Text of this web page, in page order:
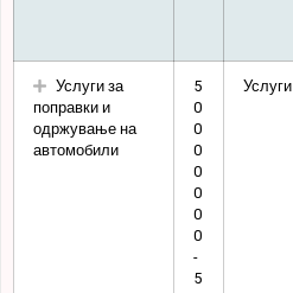
Услуги за
поправки и
одржување на
автомобили
5
0
0
0
0
0
0
0
-
5
Услуги